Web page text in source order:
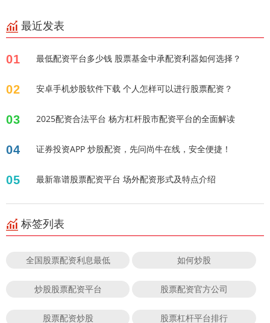
最近发表
01 最低配资平台多少钱 股票基金中承配资利器如何选择？
02 安卓手机炒股软件下载 个人怎样可以进行股票配资？
03 2025配资合法平台 杨方杠杆股市配资平台的全面解读
04 证券投资APP 炒股配资，先问尚牛在线，安全便捷！
05 最新靠谱股票配资平台 场外配资形式及特点介绍
标签列表
全国股票配资利息最低 如何炒股
炒股股票配资平台 股票配资官方公司
股票配资炒股 股票杠杆平台排行